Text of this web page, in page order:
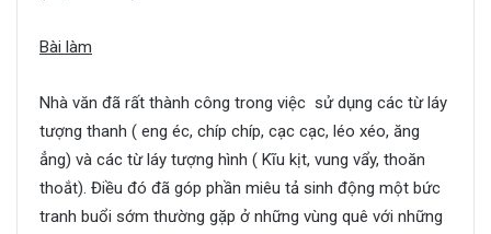
Bài làm
Nhà văn đã rất thành công trong việc sử dụng các từ láy
tượng thanh ( eng éc, chíp chíp, cạc cạc, léo xéo, ăng
ẳng) và các từ láy tượng hình ( Kĩu kịt, vung vẩy, thoăn
thoắt). Điều đó đã góp phần miêu tả sinh động một bức
tranh buổi sớm thường gặp ở những vùng quê với những